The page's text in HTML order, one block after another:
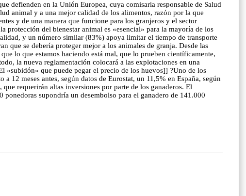
defienden en la Unión Europea, cuya comisaria responsable de Salud
animal y a una mejor calidad de los alimentos, razón por la que
y de una manera que funcione para los granjeros y el sector
protección del bienestar animal es «esencial» para la mayoría de los
y un número similar (83%) apoya limitar el tiempo de transporte
que se debería proteger mejor a los animales de granja. Desde las
lo que estamos haciendo está mal, que lo prueben científicamente,
la nueva reglamentación colocará a las explotaciones en una
que puede pegar el precio de los huevos]] ?Uno de los
12 meses antes, según datos de Eurostat, un 11,5% en España, según
requerirán altas inversiones por parte de los ganaderos. El
supondría un desembolso para el ganadero de 141.000